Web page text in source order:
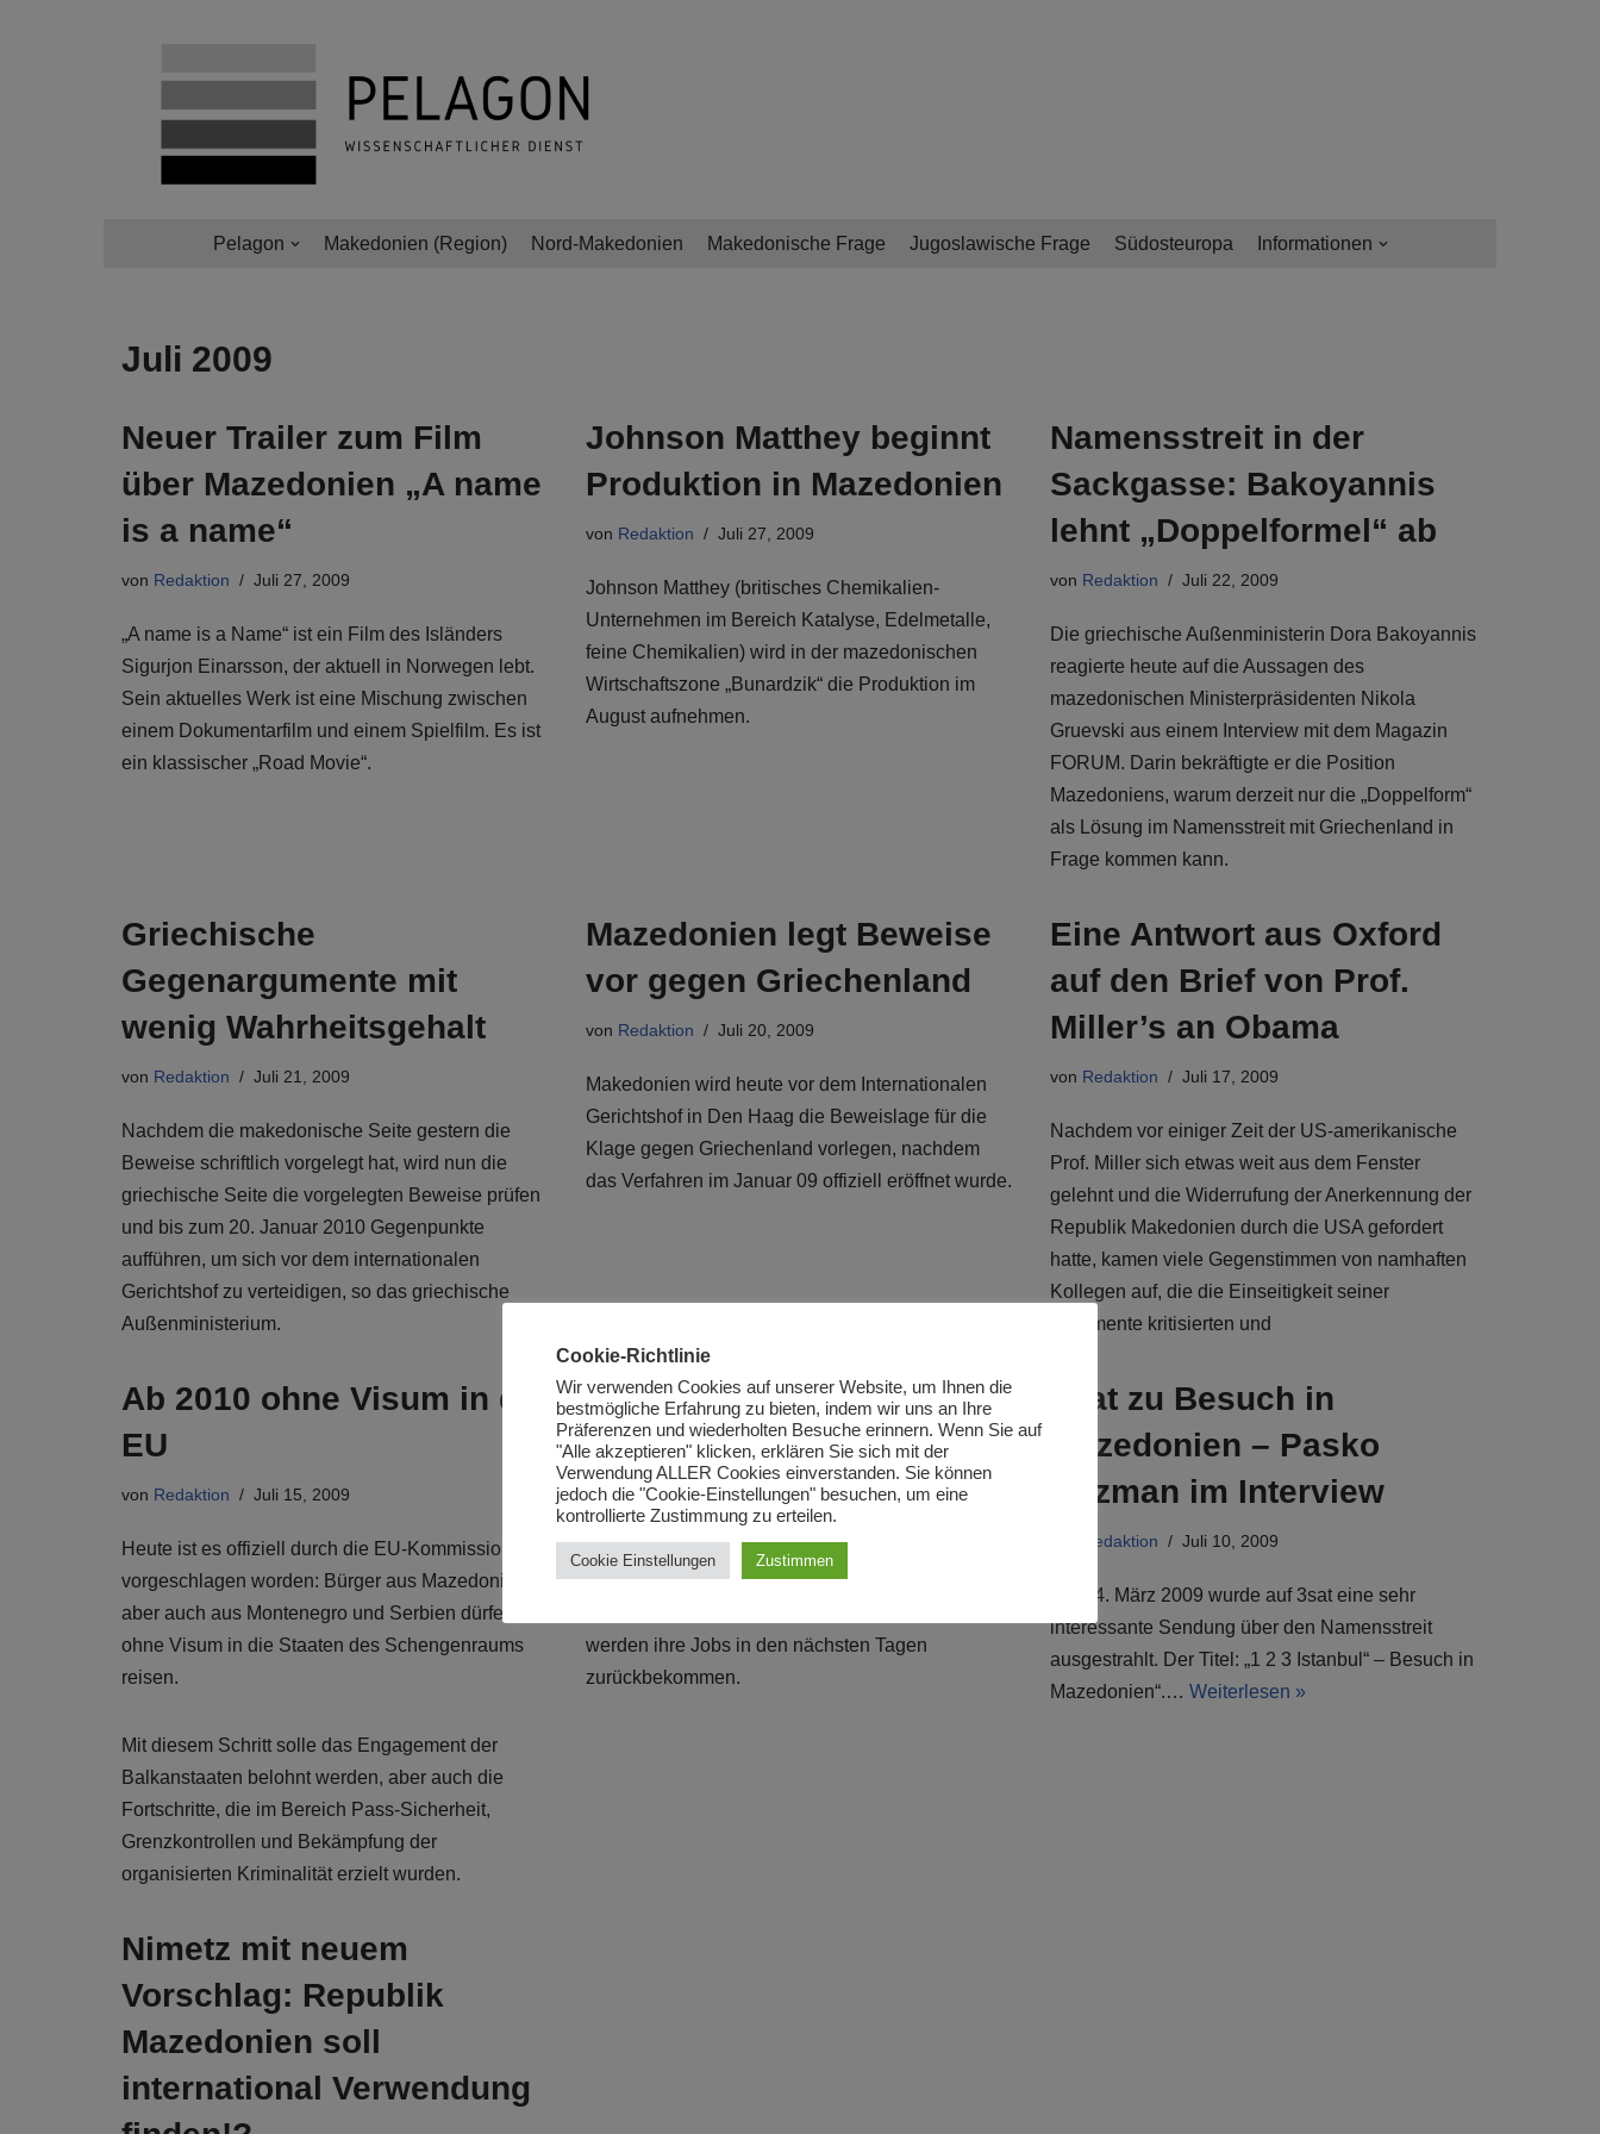
Pelagon Makedonien (Region) Nord-Makedonien Makedonische Frage Jugoslawische Frage Südosteuropa Informationen
Juli 2009
Neuer Trailer zum Film
über Mazedonien „A name
is a name“
von Redaktion Juli 27, 2009
„A name is a Name“ ist ein Film des Isländers
Sigurjon Einarsson, der aktuell in Norwegen lebt.
Sein aktuelles Werk ist eine Mischung zwischen
einem Dokumentarfilm und einem Spielfilm. Es ist
ein klassischer „Road Movie“.
Johnson Matthey beginnt
Produktion in Mazedonien
von Redaktion Juli 27, 2009
Johnson Matthey (britisches Chemikalien-
Unternehmen im Bereich Katalyse, Edelmetalle,
feine Chemikalien) wird in der mazedonischen
Wirtschaftszone „Bunardzik“ die Produktion im
August aufnehmen.
Namensstreit in der
Sackgasse: Bakoyannis
lehnt „Doppelformel“ ab
von Redaktion Juli 22, 2009
Die griechische Außenministerin Dora Bakoyannis
reagierte heute auf die Aussagen des
mazedonischen Ministerpräsidenten Nikola
Gruevski aus einem Interview mit dem Magazin
FORUM. Darin bekräftigte er die Position
Mazedoniens, warum derzeit nur die „Doppelform“
als Lösung im Namensstreit mit Griechenland in
Frage kommen kann.
Griechische
Gegenargumente mit
wenig Wahrheitsgehalt
von Redaktion Juli 21, 2009
Nachdem die makedonische Seite gestern die
Beweise schriftlich vorgelegt hat, wird nun die
griechische Seite die vorgelegten Beweise prüfen
und bis zum 20. Januar 2010 Gegenpunkte
aufführen, um sich vor dem internationalen
Gerichtshof zu verteidigen, so das griechische
Außenministerium.
Mazedonien legt Beweise
vor gegen Griechenland
von Redaktion Juli 20, 2009
Makedonien wird heute vor dem Internationalen
Gerichtshof in Den Haag die Beweislage für die
Klage gegen Griechenland vorlegen, nachdem
das Verfahren im Januar 09 offiziell eröffnet wurde.
Eine Antwort aus Oxford
auf den Brief von Prof.
Miller’s an Obama
von Redaktion Juli 17, 2009
Nachdem vor einiger Zeit der US-amerikanische
Prof. Miller sich etwas weit aus dem Fenster
gelehnt und die Widerrufung der Anerkennung der
Republik Makedonien durch die USA gefordert
hatte, kamen viele Gegenstimmen von namhaften
Kollegen auf, die die Einseitigkeit seiner
Argumente kritisierten und
Ab 2010 ohne Visum in die
EU
von Redaktion Juli 15, 2009
Heute ist es offiziell durch die EU-Kommission
vorgeschlagen worden: Bürger aus Mazedonien,
aber auch aus Montenegro und Serbien dürfen
ohne Visum in die Staaten des Schengenraums
reisen.
Mit diesem Schritt solle das Engagement der
Balkanstaaten belohnt werden, aber auch die
Fortschritte, die im Bereich Pass-Sicherheit,
Grenzkontrollen und Bekämpfung der
organisierten Kriminalität erzielt wurden.
Produktion wird bei
Silmak wieder fortgesetzt
vonRedaktion Juli 13, 2009
Nach einer Schließung vor vier Monaten soll der
Eisensilikonerzeuger Silmak in Mazedonien
werden ihre Jobs in den nächsten Tagen
zurückbekommen.
3sat zu Besuch in
Mazedonien – Pasko
Kuzman im Interview
Redaktion Juli 10, 2009
Am 04. März 2009 wurde auf 3sat eine sehr
interessante Sendung über den Namensstreit
ausgestrahlt. Der Titel: „1 2 3 Istanbul“ – Besuch in
Mazedonien“.… Weiterlesen »
Nimetz mit neuem
Vorschlag: Republik
Mazedonien soll
international Verwendung
Cookie-Richtlinie
Wir verwenden Cookies auf unserer Website, um Ihnen die
bestmögliche Erfahrung zu bieten, indem wir uns an Ihre
Präferenzen und wiederholten Besuche erinnern. Wenn Sie auf
"Alle akzeptieren" klicken, erklären Sie sich mit der
Verwendung ALLER Cookies einverstanden. Sie können
jedoch die "Cookie-Einstellungen" besuchen, um eine
kontrollierte Zustimmung zu erteilen.
Cookie Einstellungen Zustimmen